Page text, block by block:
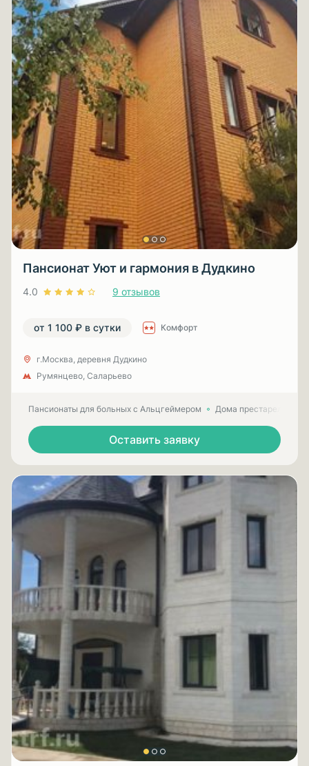
Пансионат Уют и гармония в Дудкино
4.0 9 отзывов
от 1 100 ₽ в сутки Комфорт
г.Москва, деревня Дудкино
Румянцево, Саларьево
Пансионаты для больных с Альцгеймером Дома престарелых
Оставить заявку